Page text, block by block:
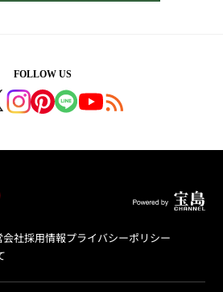
FOLLOW US
会社採用情報プライバシーポリシー